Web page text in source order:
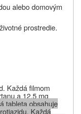
alebo domovým
prostredie.
Každá filmom
a 12,5 mg
tableta obsahuje
Každá